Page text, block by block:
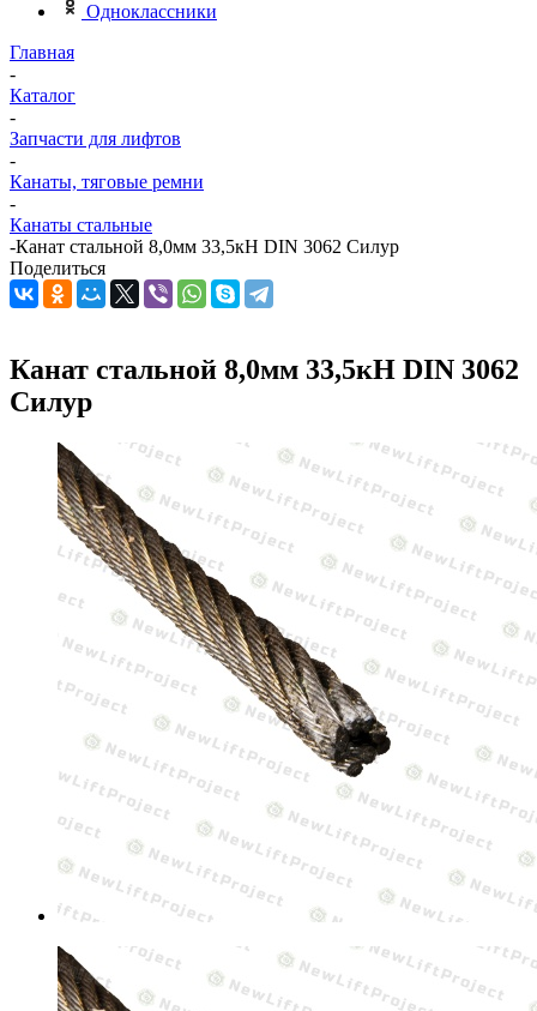
Одноклассники
Главная
-
Каталог
-
Запчасти для лифтов
-
Канаты, тяговые ремни
-
Канаты стальные
-Канат стальной 8,0мм 33,5кН DIN 3062 Силур
Поделиться
Канат стальной 8,0мм 33,5кН DIN 3062
Силур